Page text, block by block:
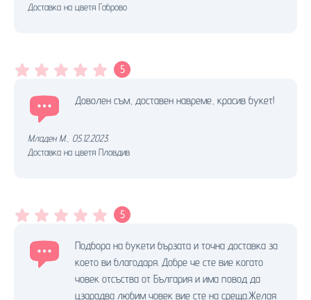
Доставка на цветя Габрово
5
Доволен съм, доставен навреме, красив букет!
Младен М. 05.12.2023.
Доставка на цветя Пловдив
5
Подбора на букети бързата и точна доставка за
което ви благодаря. Добре че сте вие когато
човек отсъства от България и има повод да
цзарадва любим човек вие сте на среща.Желая